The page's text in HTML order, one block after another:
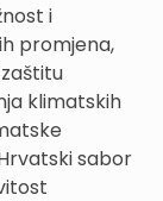
i
promjena,
klimatskih
sabor